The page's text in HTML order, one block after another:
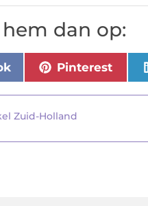
dan op:
Pinterest
Zuid-Holland